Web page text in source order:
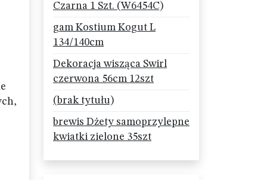
Czarna 1 Szt. (W6454C)
gam Kostium Kogut L
134/140cm
Dekoracja wisząca Swirl
czerwona 56cm 12szt
(brak tytułu)
brewis Dżety samoprzylepne
kwiatki zielone 35szt